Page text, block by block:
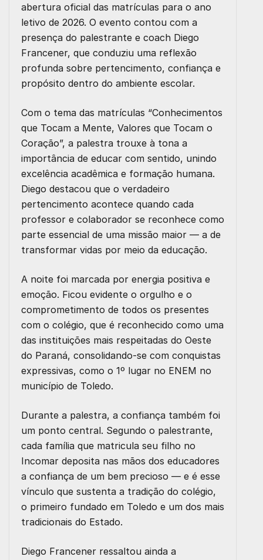
abertura oficial das matrículas para o ano
letivo de 2026. O evento contou com a
presença do palestrante e coach Diego
Francener, que conduziu uma reflexão
profunda sobre pertencimento, confiança e
propósito dentro do ambiente escolar.
Com o tema das matrículas “Conhecimentos
que Tocam a Mente, Valores que Tocam o
Coração”, a palestra trouxe à tona a
importância de educar com sentido, unindo
excelência acadêmica e formação humana.
Diego destacou que o verdadeiro
pertencimento acontece quando cada
professor e colaborador se reconhece como
parte essencial de uma missão maior — a de
transformar vidas por meio da educação.
A noite foi marcada por energia positiva e
emoção. Ficou evidente o orgulho e o
comprometimento de todos os presentes
com o colégio, que é reconhecido como uma
das instituições mais respeitadas do Oeste
do Paraná, consolidando-se com conquistas
expressivas, como o 1º lugar no ENEM no
município de Toledo.
Durante a palestra, a confiança também foi
um ponto central. Segundo o palestrante,
cada família que matricula seu filho no
Incomar deposita nas mãos dos educadores
a confiança de um bem precioso — e é esse
vínculo que sustenta a tradição do colégio,
o primeiro fundado em Toledo e um dos mais
tradicionais do Estado.
Diego Francener ressaltou ainda a